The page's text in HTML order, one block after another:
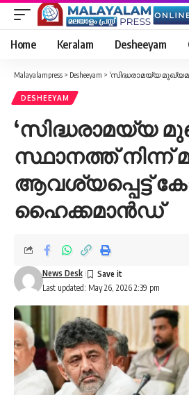
Home Keralam Desheeyam
Malayalampress > Desheeyam > ‘സിദ്ധരാമയ്യ മുഖ്യമന്ത്രി സ്ഥാനത്ത്
DESHEEYAM
‘സിദ്ധരാമയ്യ
സ്ഥാനത്ത് നിന്ന്
ആവശ്യപ്പെട്ട്
ഹൈക്കമാന്‍ഡ്
Last updated: May 26, 2026 2:39 pm
News Desk